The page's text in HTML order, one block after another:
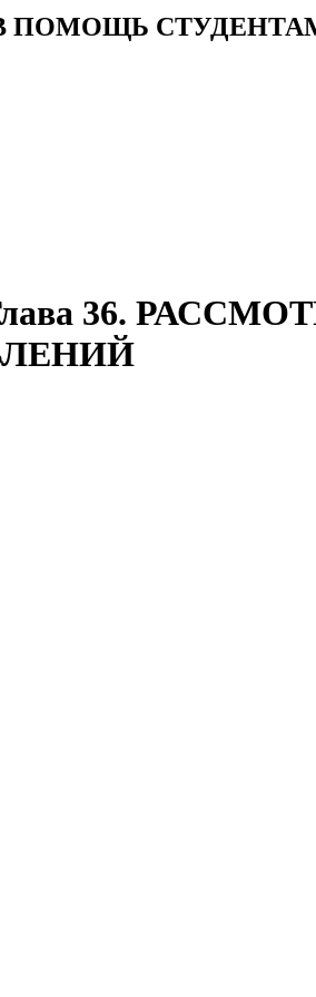
ПОМОЩЬ
Глава 36.